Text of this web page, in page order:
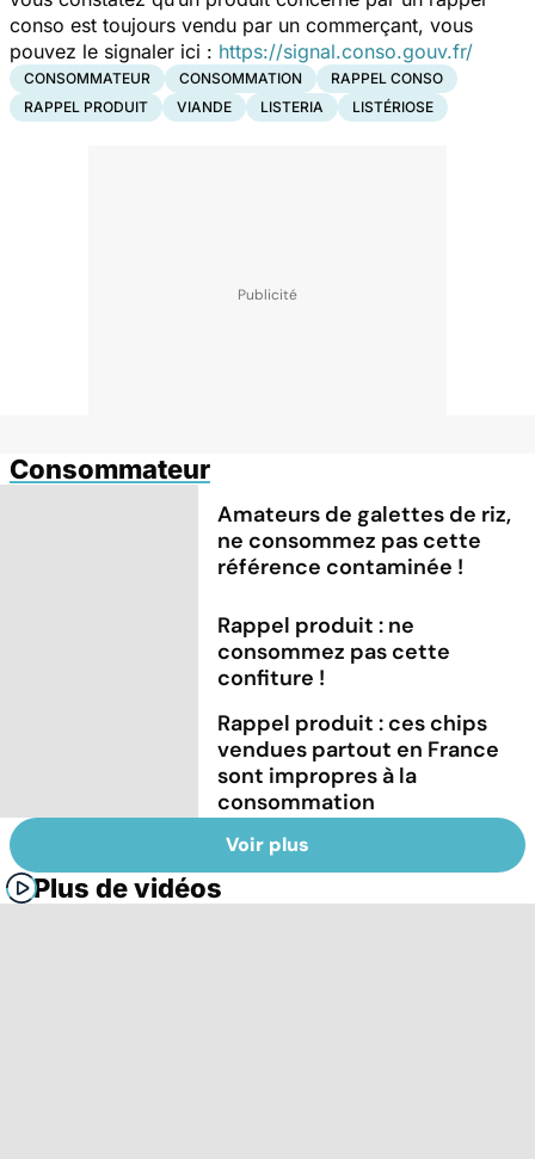
conso est toujours vendu par un commerçant, vous
pouvez le signaler ici : https://signal.conso.gouv.fr/
CONSOMMATEUR CONSOMMATION
RAPPEL CONSO
RAPPEL PRODUIT
VIANDE LISTERIA LISTÉRIOSE
Consommateur
Amateurs de galettes de riz,
ne consommez pas cette
référence contaminée !
Rappel produit : ne
consommez pas cette
confiture !
Rappel produit : ces chips
vendues partout en France
sont impropres à la
consommation
Voir plus
Plus de vidéos